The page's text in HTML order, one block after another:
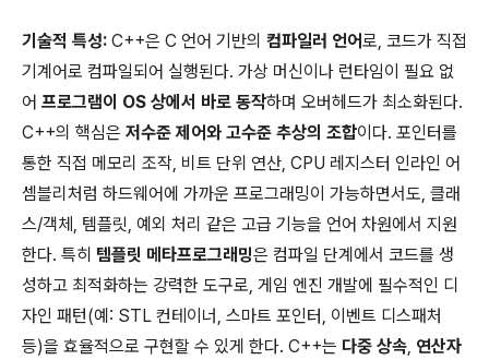
기술적 특성: C++은 C 언어 기반의 컴파일러 언어로, 코드가 직접
기계어로 컴파일되어 실행된다. 가상 머신이나 런타임이 필요 없
어 프로그램이 OS 상에서 바로 동작하며 오버헤드가 최소화된다.
C++의 핵심은 저수준 제어와 고수준 추상의 조합이다. 포인터를
통한 직접 메모리 조작, 비트 단위 연산, CPU 레지스터 인라인 어
셈블리처럼 하드웨어에 가까운 프로그래밍이 가능하면서도, 클래
스/객체, 템플릿, 예외 처리 같은 고급 기능을 언어 차원에서 지원
한다. 특히 템플릿 메타프로그래밍은 컴파일 단계에서 코드를 생
성하고 최적화하는 강력한 도구로, 게임 엔진 개발에 필수적인 디
자인 패턴(예: STL 컨테이너, 스마트 포인터, 이벤트 디스패처
등)을 효율적으로 구현할 수 있게 한다. C++는 다중 상속, 연산자